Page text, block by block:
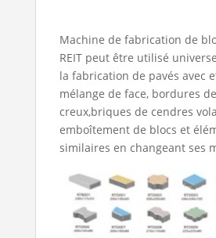
Machine de fabrication de
REITpeut être utilisé
la fabrication de pavés avec
mélange de face, bordures
creux,briques de cendres
emboîtement de blocs et
similaires en changeant ses